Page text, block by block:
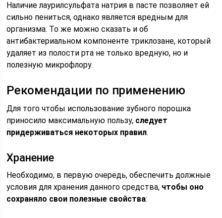
Наличие лаурилсульфата натрия в пасте позволяет ей
сильно пениться, однако является вредным для
организма. То же можно сказать и об
антибактериальном компоненте триклозане, который
удаляет из полости рта не только вредную, но и
полезную микрофлору.
Рекомендации по применению
Для того чтобы использование зубного порошка
приносило максимальную пользу, следует
придерживаться некоторых правил.
Хранение
Необходимо, в первую очередь, обеспечить должные
условия для хранения данного средства, чтобы оно
сохраняло свои полезные свойства: